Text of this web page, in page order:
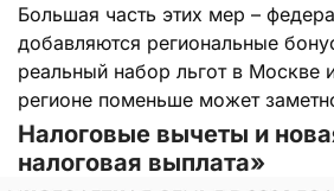
Большая часть этих мер –
добавляются региональные
реальный набор льгот в Москве
регионе поменьше может
Налоговые вычеты и
налоговая выплата»